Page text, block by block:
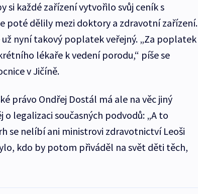
si každé zařízení vytvořilo svůj ceník s
poté dělily mezi doktory a zdravotní zařízení.
nyní takový poplatek veřejný. „Za poplatek
lékaře k vedení porodu,“ píše se
v Jičíně.
právo Ondřej Dostál má ale na věc jiný
o legalizaci současných podvodů: „A to
se nelíbí ani ministrovi zdravotnictví Leoši
kdo by potom přiváděl na svět děti těch,